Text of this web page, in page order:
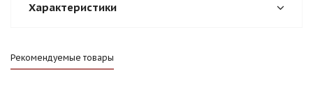
Характеристики
Рекомендуемые товары